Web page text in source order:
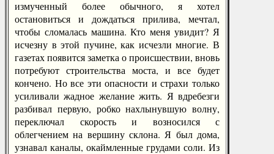
измученный более обычного, я хотел
остановиться и дождаться прилива, мечтал,
чтобы сломалась машина. Кто меня увидит? Я
исчезну в этой пучине, как исчезли многие. В
газетах появится заметка о происшествии, вновь
потребуют строительства моста, и все будет
кончено. Но все эти опасности и страхи только
усиливали жадное желание жить. Я вдребезги
разбивал первую, робко нахлынувшую волну,
переключал скорость и возносился с
облегчением на вершину склона. Я был дома,
узнавал каналы, окаймленные грудами соли. Из